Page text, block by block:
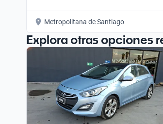
Metropolitana de Santiago
Explora otras opciones